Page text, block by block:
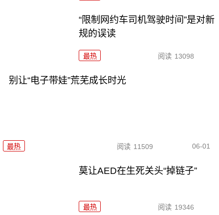
“限制网约车司机驾驶时间”是对新
规的误读
最热 阅读 13098
别让“电子带娃”荒芜成长时光
最热 阅读 11509 06-01
莫让AED在生死关头“掉链子”
最热 阅读 19346